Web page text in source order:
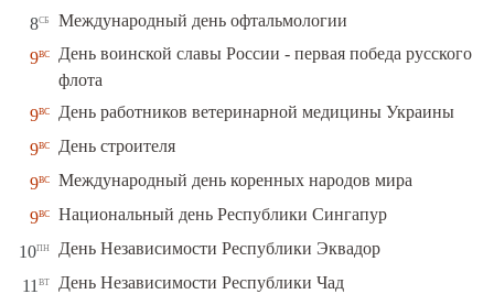
8сб Международный день офтальмологии
9вс
День воинской славы России - первая победа русского
флота
9вс День работников ветеринарной медицины Украины
9вс День строителя
9вс Международный день коренных народов мира
9вс Национальный день Республики Сингапур
10пн День Независимости Республики Эквадор
11 вт День Независимости Республики Чад